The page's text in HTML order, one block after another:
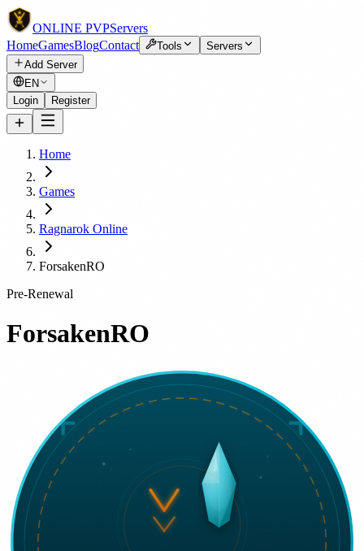
ONLINE PVPServers
HomeGamesBlogContact Tools
Servers
Add Server
EN
Login
Register
Home
Games
Ragnarok Online
ForsakenRO
Pre-Renewal
ForsakenRO